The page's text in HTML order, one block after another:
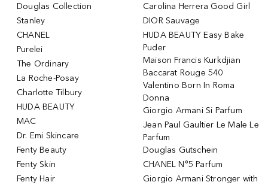
Douglas Collection
Stanley
CHANEL
Purelei
The Ordinary
La Roche-Posay
Charlotte Tilbury
HUDA BEAUTY
MAC
Dr. Emi Skincare
Fenty Beauty
Fenty Skin
Fenty Hair
Carolina Herrera Good Girl
DIOR Sauvage
HUDA BEAUTY Easy Bake
Puder
Maison Francis Kurkdjian
Baccarat Rouge 540
Valentino Born In Roma
Donna
Giorgio Armani Si Parfum
Jean Paul Gaultier Le Male Le
Parfum
Douglas Gutschein
CHANEL N°5 Parfum
Giorgio Armani Stronger with